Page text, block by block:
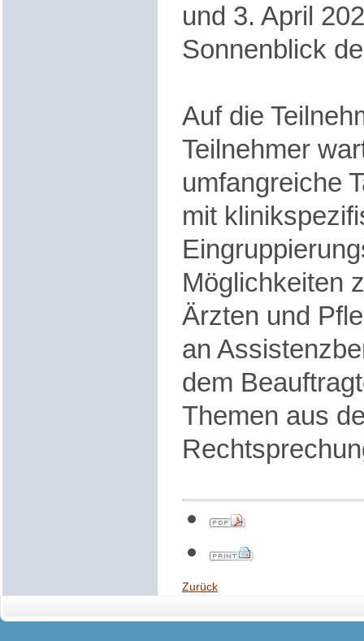
und 3. April
Sonnenblick
Auf die
Teilnehmer
umfangreiche
mit
Möglichkeiten
Ärzten und
an
dem
Themen aus
Zurück